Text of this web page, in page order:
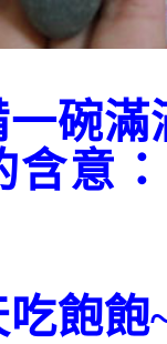
碗滿
含意
飽飽